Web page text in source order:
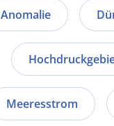
Anomalie
Meeresstrom